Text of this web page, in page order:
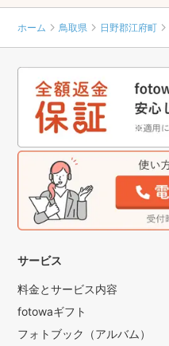
ホーム 鳥取県 日野郡江府町
サービス
料金とサービス内容
fotowaギフト
フォトブック（アルバム）